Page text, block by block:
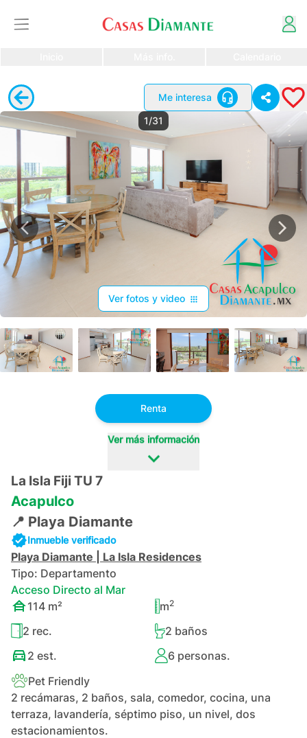
Me interesa
1/31
Ver fotos y video
Renta
Ver más información
La Isla Fiji TU 7
Acapulco
📍 Playa Diamante
Inmueble verificado
Playa Diamante
La Isla Residences
Tipo: Departamento
Acceso Directo al Mar
114 m² m2
2 rec. 2 baños
2 est. 6personas.
Pet Friendly
2 recámaras, 2 baños, sala, comedor, cocina, una
terraza, lavandería, séptimo piso, un nivel, dos
estacionamientos.